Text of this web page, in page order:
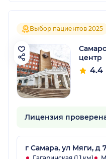
Выбор пациентов 2025
центр
4.4
Лицензия
г Самара, ул Мяги, д